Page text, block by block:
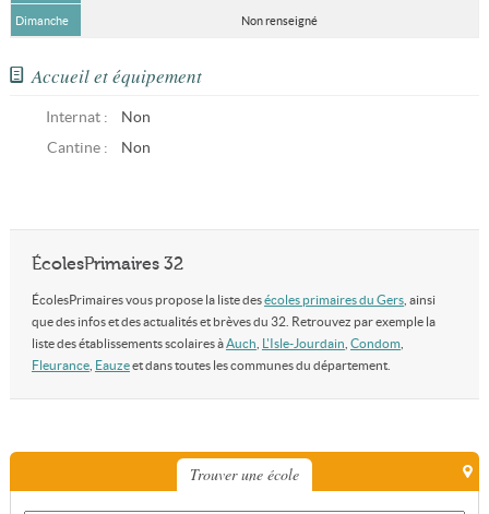
Dimanche Non renseigné
Accueil et équipement
Internat :
Non
Cantine :
Non
ÉcolesPrimaires 32
ÉcolesPrimaires vous propose la liste desécoles primaires du Gers, ainsi
que des infos et des actualités et brèves du 32. Retrouvez par exemple la
liste des établissements scolaires àAuch L'Isle-Jourdain Condom
Fleurance, Eauzeet dans toutes les communes du département.
Trouver une école